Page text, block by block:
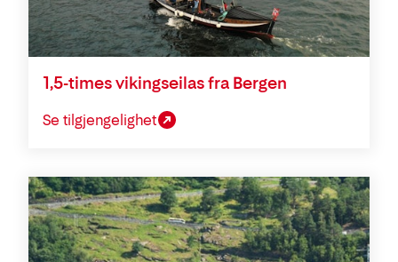
1,5-times vikingseilas fra Bergen
Se tilgjengelighet